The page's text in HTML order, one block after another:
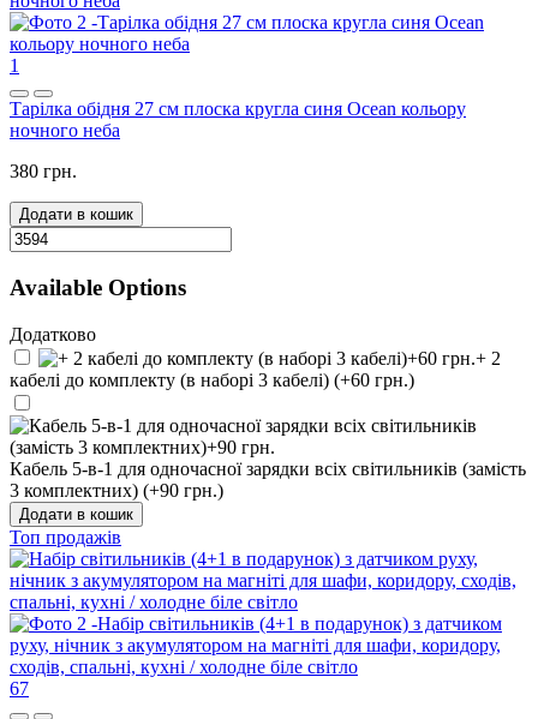
1
Тарілка обідня 27 см плоска кругла синя Ocean кольору
ночного неба
380 грн.
Додати в кошик
Available Options
Додатково
+ 2
кабелі до комплекту (в наборі 3 кабелі) (+60 грн.)
Кабель 5-в-1 для одночасної зарядки всіх світильників (замість
3 комплектних) (+90 грн.)
Додати в кошик
Топ продажів
67